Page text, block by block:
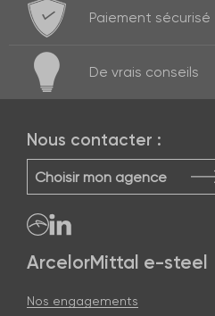
Paiement sécurisé
De vrais conseils
ArcelorMittal e-steel
Nos engagements
Nous contacter :
Choisir mon agence